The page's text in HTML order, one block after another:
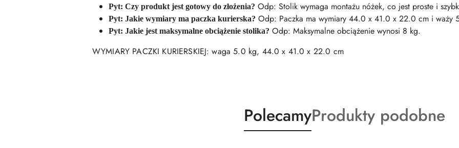
Pyt: Czy produkt jest gotowy do złożenia? Odp: Stolik wymaga montażu nóżek, co jest proste i
Pyt: Jakie wymiary ma paczka kurierska? Odp: Paczka ma wymiary 44.0 x 41.0 x 22.0 cm i waży
Pyt: Jakie jest maksymalne obciążenie stolika? Odp: Maksymalne obciążenie wynosi 8 kg.
WYMIARY PACZKI KURIERSKIEJ: waga 5.0 kg, 44.0 x 41.0 x 22.0 cm
Produkty
o
PolecamyProdukty
o
Produkty podobne